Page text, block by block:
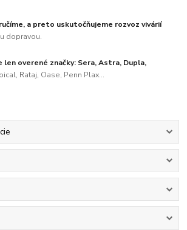
a preto uskutočňujeme rozvoz vivárií
dopravou.
len overené značky: Sera, Astra, Dupla,
Rataj, Oase, Penn Plax...